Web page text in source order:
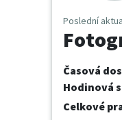
Poslední
Časová
Hodinová
Celkové